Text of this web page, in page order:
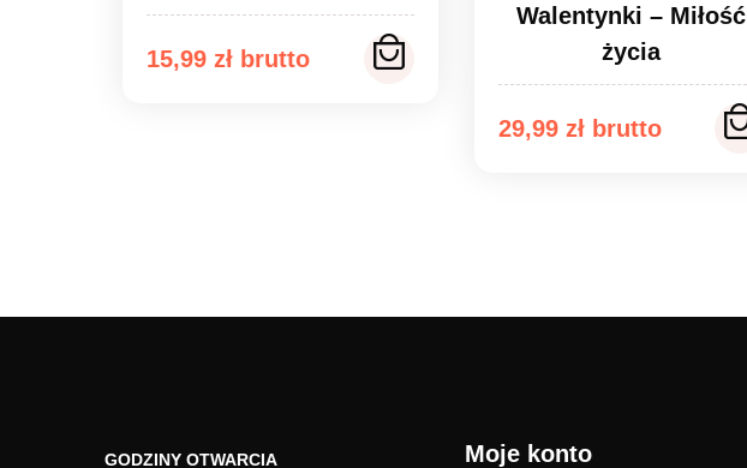
15,99 zł
Walentynki – Miłość
życia
29,99 zł
GODZINY OTWARCIA Moje konto